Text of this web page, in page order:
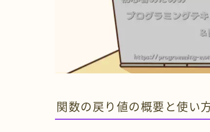
関数の戻り値の概要と使い